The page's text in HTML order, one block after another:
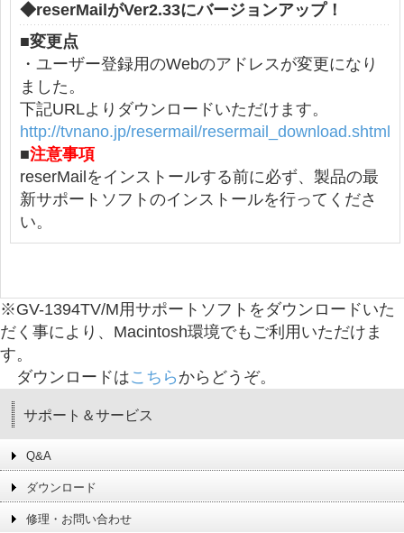
◆reserMailがVer2.33にバージョンアップ！
■変更点
・ユーザー登録用のWebのアドレスが変更になり
ました。
下記URLよりダウンロードいただけます。
http://tvnano.jp/resermail/resermail_download.shtml
■注意事項
reserMailをインストールする前に必ず、製品の最
新サポートソフトのインストールを行ってくださ
い。
※GV-1394TV/M用サポートソフトをダウンロードいた
だく事により、Macintosh環境でもご利用いただけま
す。
ダウンロードはこちら からどうぞ。
サポート＆サービス
Q&A
ダウンロード
修理・お問い合わせ